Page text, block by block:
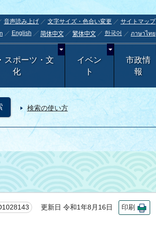
音声読み上げ 文字サイズ・色合い変更
サイトマップ
English 简体中文 繁体中文 한국어 ภาษาไทย
スポーツ・文
化
イベン
ト
市政情
報
検索の使い方
更新日 令和1年8月16日 印刷